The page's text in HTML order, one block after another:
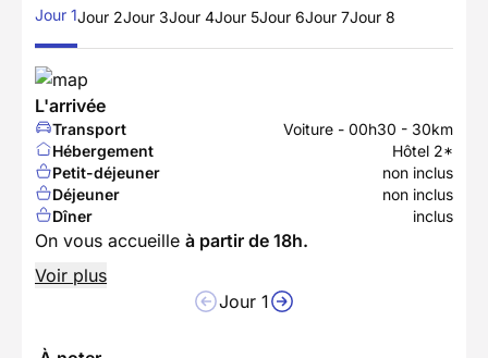
Jour 1Jour 2Jour 3Jour 4Jour 5Jour 6Jour 7Jour 8
L'arrivée
Transport
Voiture - 00h30 - 30km
Hébergement
Hôtel 2*
Petit-déjeuner
non inclus
Déjeuner
non inclus
Dîner
inclus
On vous accueille à partir de 18h.
Voir plus
Jour 1